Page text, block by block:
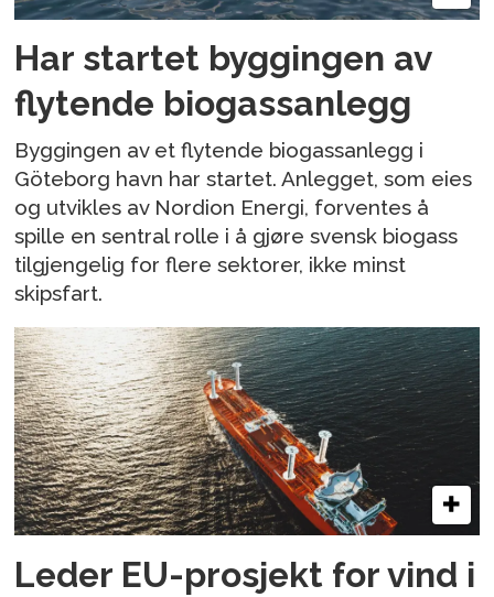
Har startet byggingen av
flytende biogassanlegg
Byggingen av et flytende biogassanlegg i
Göteborg havn har startet. Anlegget, som eies
og utvikles av Nordion Energi, forventes å
spille en sentral rolle i å gjøre svensk biogass
tilgjengelig for flere sektorer, ikke minst
skipsfart.
Leder EU-prosjekt for vind i